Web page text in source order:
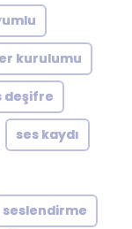
kurulumu
deşifre
ses kaydı
seslendirme